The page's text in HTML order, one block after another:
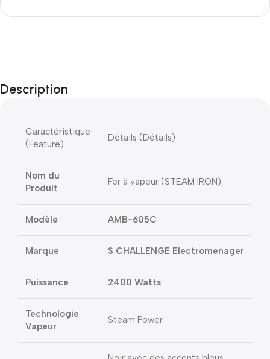
Description
Caractéristique
(Feature)
Détails (Détails)
Nom du
Produit
Fer à vapeur (STEAM IRON)
Modèle AMB-605C
Marque S CHALLENGE Electromenager
Puissance 2400 Watts
Technologie
Vapeur
Steam Power